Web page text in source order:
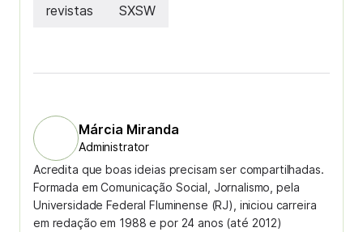
revistas SXSW
Márcia Miranda
Administrator
Acredita que boas ideias precisam ser compartilhadas.
Formada em Comunicação Social, Jornalismo, pela
Universidade Federal Fluminense (RJ), iniciou carreira
em redação em 1988 e por 24 anos (até 2012)